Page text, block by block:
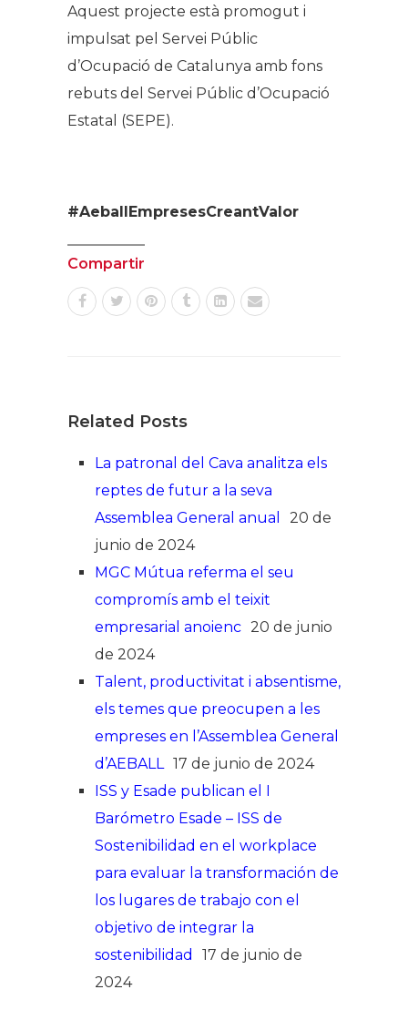
Aquest projecte està promogut i
impulsat pel Servei Públic
d’Ocupació de Catalunya amb fons
rebuts del Servei Públic d’Ocupació
Estatal (SEPE).
#AeballEmpresesCreantValor
Compartir
Related Posts
La patronal del Cava analitza els
reptes de futur a la seva
Assemblea General anual
20 de
junio de 2024
MGC Mútua referma el seu
compromís amb el teixit
empresarial anoienc 20 de junio
de 2024
Talent, productivitat i absentisme,
els temes que preocupen a les
empreses en l’Assemblea General
d’AEBALL 17 de junio de 2024
ISS y Esade publican el I
Barómetro Esade – ISS de
Sostenibilidad en el workplace
para evaluar la transformación de
los lugares de trabajo con el
objetivo de integrar la
sostenibilidad
17 de junio de
2024